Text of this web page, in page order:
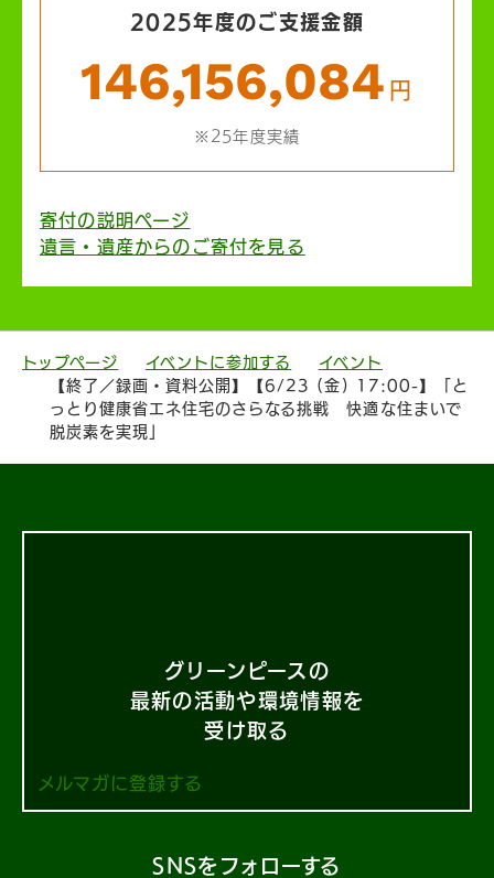
2025年度のご支援金額
146,156,084 円
※25年度実績
寄付の説明ページ
遺言・遺産からのご寄付を見る
トップページ イベントに参加する
イベント
【終了／録画・資料公開】【6/23 (金) 17:00-】「と
っとり健康省エネ住宅のさらなる挑戦 快適な住まいで
脱炭素を実現」
グリーンピースの
最新の活動や環境情報を
受け取る
メルマガに登録する
SNSをフォローする